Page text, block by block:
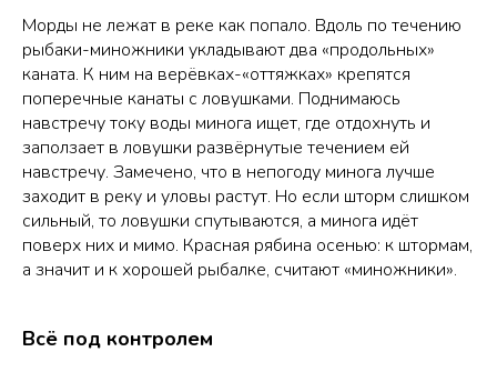
Морды не лежат в реке как попало. Вдоль по течению
рыбаки-миножники укладывают два «продольных»
каната. К ним на верёвках-«оттяжках» крепятся
поперечные канаты с ловушками. Поднимаюсь
навстречу току воды минога ищет, где отдохнуть и
заползает в ловушки развёрнутые течением ей
навстречу. Замечено, что в непогоду минога лучше
заходит в реку и уловы растут. Но если шторм слишком
сильный, то ловушки спутываются, а минога идёт
поверх них и мимо. Красная рябина осенью: к штормам,
а значит и к хорошей рыбалке, считают «миножники».
Всё под контролем